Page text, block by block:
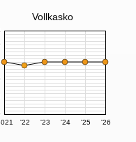
Vollkasko
'22 '23 '24 '25 '26